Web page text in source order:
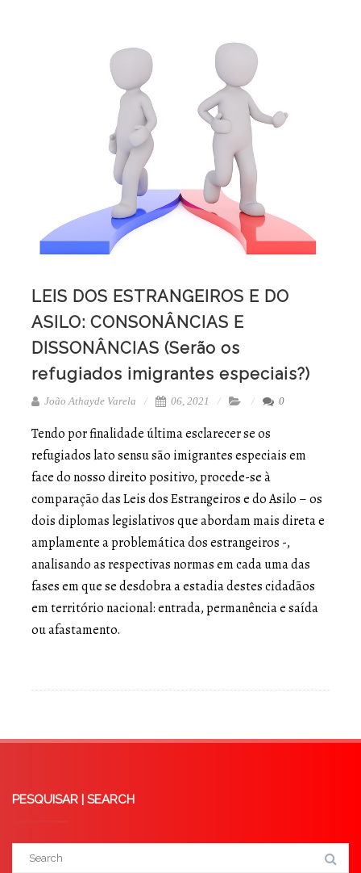
LEIS DOS ESTRANGEIROS E DO
ASILO: CONSONÂNCIAS E
DISSONÂNCIAS (Serão os
refugiados imigrantes especiais?)
João Athayde Varela 06, 2021 0
Tendo por finalidade última esclarecer se os
refugiados lato sensu são imigrantes especiais em
face do nosso direito positivo, procede-se à
comparação das Leis dos Estrangeiros e do Asilo – os
dois diplomas legislativos que abordam mais direta e
amplamente a problemática dos estrangeiros -,
analisando as respectivas normas em cada uma das
fases em que se desdobra a estadia destes cidadãos
em território nacional: entrada, permanência e saída
ou afastamento.
PESQUISAR | SEARCH